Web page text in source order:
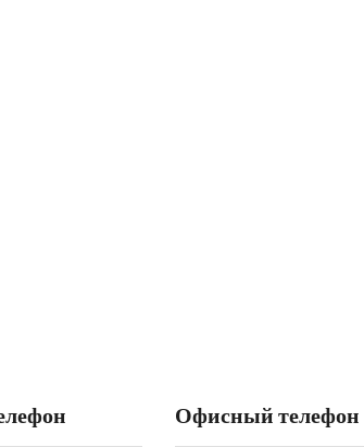
Офисный телефон